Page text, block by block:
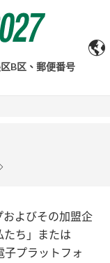
あり、不正確な
は、原文をご参
B区、郵便番号
およびその加盟企
たち」または
子プラットフォ